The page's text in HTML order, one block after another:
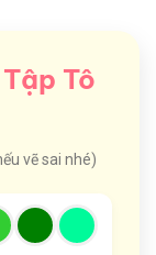
Tô
vẽ sai nhé)